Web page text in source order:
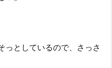
っとしているので、さっさ